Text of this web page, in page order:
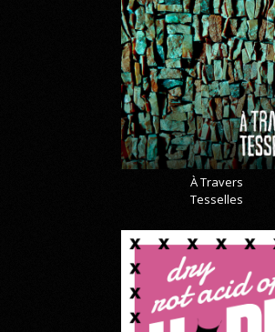
À Travers
Tesselles